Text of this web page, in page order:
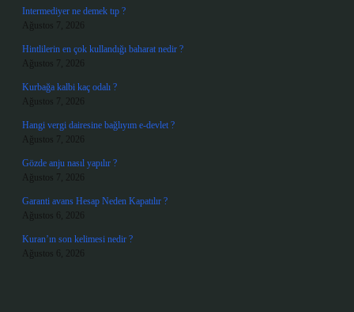
Intermediyer ne demek tıp ?
Ağustos 7, 2026
Hintlilerin en çok kullandığı baharat nedir ?
Ağustos 7, 2026
Kurbağa kalbi kaç odalı ?
Ağustos 7, 2026
Hangi vergi dairesine bağlıyım e-devlet ?
Ağustos 7, 2026
Gözde anju nasıl yapılır ?
Ağustos 7, 2026
Garanti avans Hesap Neden Kapatılır ?
Ağustos 6, 2026
Kuran’ın son kelimesi nedir ?
Ağustos 6, 2026